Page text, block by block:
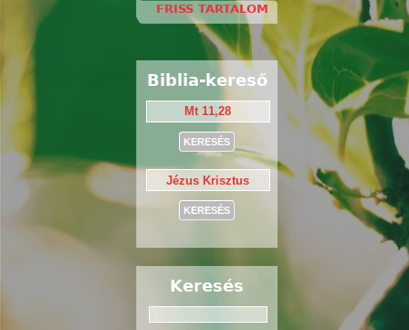
FRISS TARTALOM
Biblia-kereső
Keresés